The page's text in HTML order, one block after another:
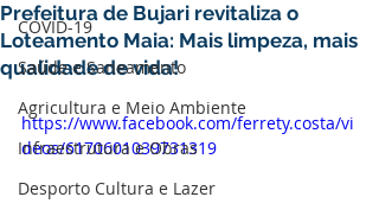
COVID-19
Saúde e Saneamento
Agricultura e Meio Ambiente
Infraestrutura e Obras
Desporto Cultura e Lazer
Prefeitura de Bujari revitaliza o
Loteamento Maia: Mais limpeza, mais
qualidade de vida!
https://www.facebook.com/ferrety.costa/vi
deos/6170601039731319